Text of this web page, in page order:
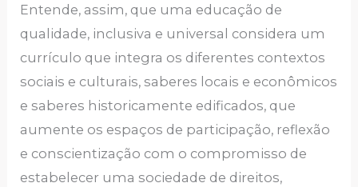
Entende, assim, que uma educação de
qualidade, inclusiva e universal considera um
currículo que integra os diferentes contextos
sociais e culturais, saberes locais e econômicos
e saberes historicamente edificados, que
aumente os espaços de participação, reflexão
e conscientização com o compromisso de
estabelecer uma sociedade de direitos,